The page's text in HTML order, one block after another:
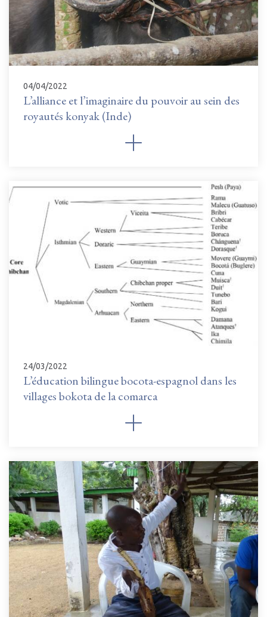
04/04/2022
L’alliance et l’imaginaire du pouvoir au sein des
royautés konyak (Inde)
24/03/2022
L’éducation bilingue bocota-espagnol dans les
villages bokota de la comarca